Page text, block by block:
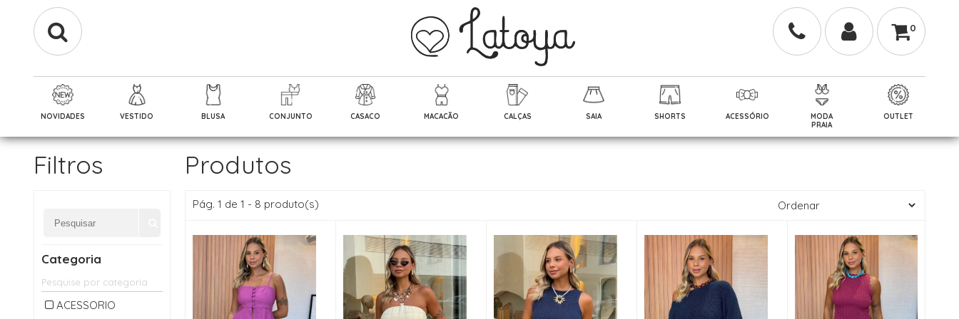
0
NOVIDADES VESTIDO BLUSA CONJUNTO CASACO MACACÃO CALÇAS SAIA SHORTS ACESSÓRIO
MODA
PRAIA
OUTLET
Filtros
Categoria
ACESSORIO
Produtos
Pág. 1 de 1 - 8 produto(s)